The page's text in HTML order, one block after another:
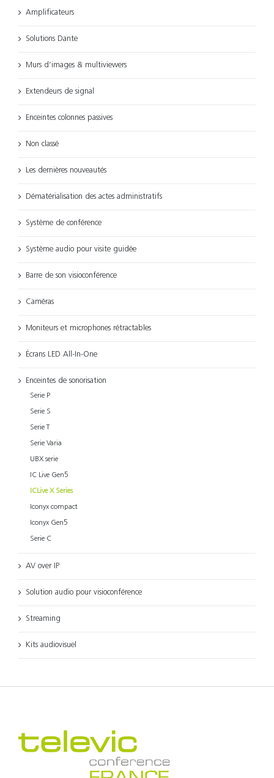
Amplificateurs
Solutions Dante
Murs d’images & multiviewers
Extendeurs de signal
Enceintes colonnes passives
Non classé
Les dernières nouveautés
Dématérialisation des actes administratifs
Système de conférence
Système audio pour visite guidée
Barre de son visioconférence
Caméras
Moniteurs et microphones rétractables
Écrans LED All-In-One
Enceintes de sonorisation
Serie P
Serie S
Serie T
Serie Varia
UBX serie
IC Live Gen5
ICLive X Series
Iconyx compact
Iconyx Gen5
Serie C
AV over IP
Solution audio pour visioconférence
Streaming
Kits audiovisuel